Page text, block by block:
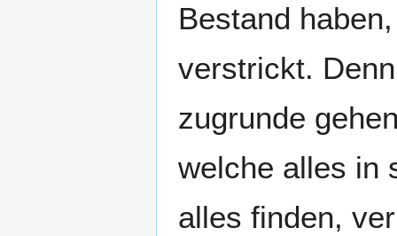
Bestand
verstrickt.
zugrunde
welche alles in
alles finden,